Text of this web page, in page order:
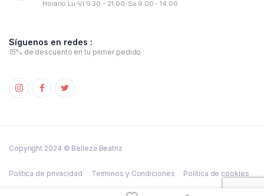
Horario Lu-Vi 9:30 - 21:00. Sa 9:00 - 14:00
Síguenos en redes :
15% de descuento en tu primer pedido
Copyright 2024 © Belleza Beatriz
Política de privacidad Terminos y Condiciones Política de cookies